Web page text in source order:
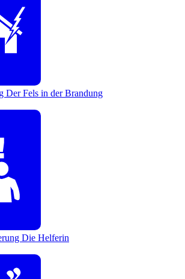
Der Fels in der Brandung
Die Helferin